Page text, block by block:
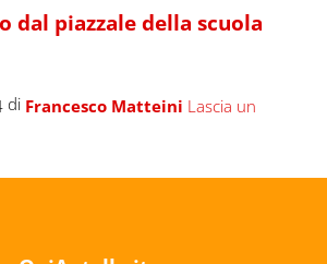
dal piazzale della scuola
di Francesco Matteini Lascia un